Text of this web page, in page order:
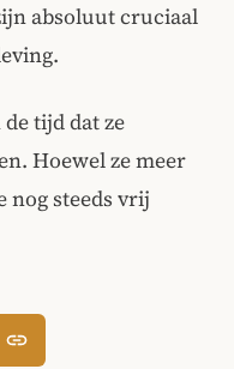
absoluut cruciaal
tijd dat ze
Hoewel ze meer
nog steeds vrij